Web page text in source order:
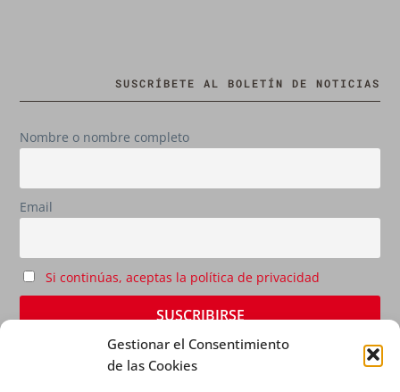
Gestionar el Consentimiento
de las Cookies
SUSCRÍBETE AL BOLETÍN DE NOTICIAS
Nombre o nombre completo
Email
Si continúas, aceptas la política de privacidad